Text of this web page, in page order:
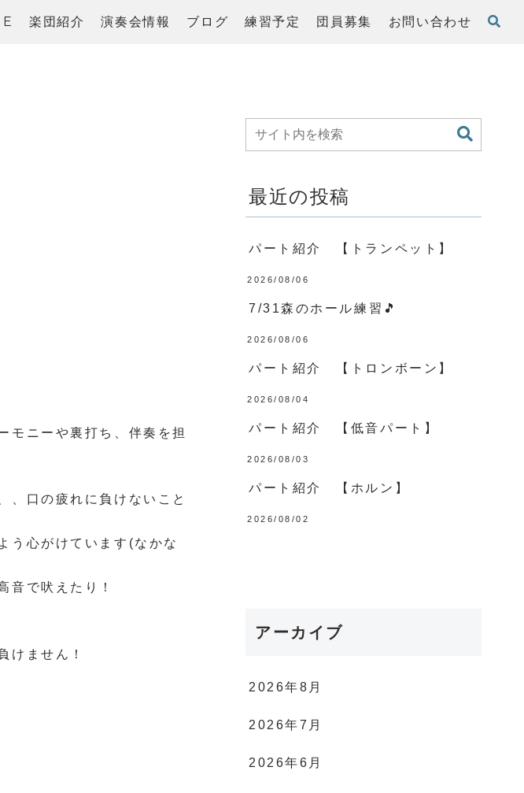
楽団紹介 演奏会情報 ブログ 練習予定 団員募集 お問い合わせ
モニーや裏打ち、伴奏を担
、口の疲れに負けないこと
う心がけています(なかな
音で吠えたり！
けません！
最近の投稿
パート紹介 【トランペット】
2026/08/06
7/31森のホール練習🎵
2026/08/06
パート紹介 【トロンボーン】
2026/08/04
パート紹介 【低音パート】
2026/08/03
パート紹介 【ホルン】
2026/08/02
アーカイブ
2026年8月
2026年7月
2026年6月